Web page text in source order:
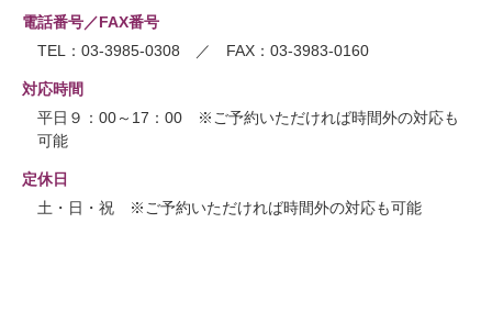
電話番号／FAX番号
TEL：03-3985-0308 ／ FAX：03-3983-0160
対応時間
平日９：00～17：00 ※ご予約いただければ時間外の対応も
可能
定休日
土・日・祝 ※ご予約いただければ時間外の対応も可能